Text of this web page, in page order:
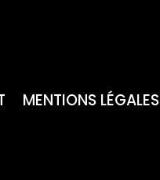
MENTIONS LÉGALES